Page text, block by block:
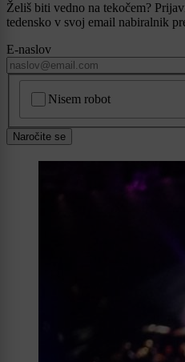
Želiš biti vedno na tekočem?
tedensko v svoj email nabiralnik
E-naslov
Nisem robot
Naročite se